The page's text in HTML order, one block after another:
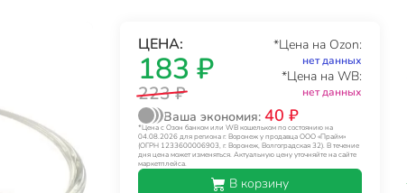
ЦЕНА:
183 ₽
223 ₽
*Цена на Ozon:
нет данных
*Цена на WB:
нет данных
Ваша экономия:40 ₽
*Цена с Озон банком или WB кошельком по состоянию на
04.08.2026 для региона г. Воронеж у продавца ООО «Прайм»
(ОГРН 1233600006903, г. Воронеж, Волгоградская 32). В течение
дня цена может изменяться. Актуальную цену уточняйте на сайте
маркетплейса.
В корзину